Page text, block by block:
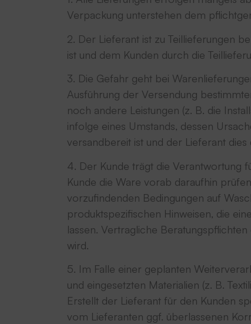
Verpackung unterstehen dem
2. Der Lieferant ist zu Teillieferungen
ist und dem Kunden durch die
3. Die Gefahr geht bei
Ausführung der Versendung
noch andere Leistungen (z. B. die
infolge eines Umstands, dessen
versandbereit ist und der Lieferant
4. Der Kunde trägt die Verantwortung
Kunde die Ware vorab daraufhin
vorzufindenden Bedingungen auf
produktspezifischen Hinweisen, die
lassen. Vertragliche
wird.
5. Im Falle einer geplanten
und eingesetzten Materialien (z. B.
Erstellt der Lieferant für den Kunden
vom Lieferanten ggf. überlassenen